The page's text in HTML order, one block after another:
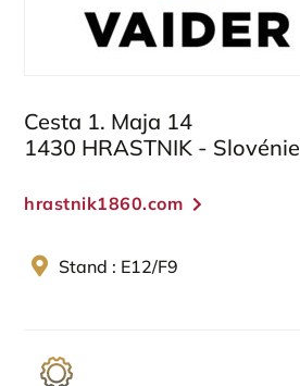
Cesta 1. Maja 14
1430 HRASTNIK - Slovénie
hrastnik1860.com
Stand : E12/F9